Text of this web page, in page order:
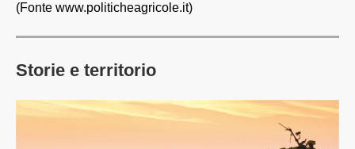
(Fonte www.politicheagricole.it)
Storie e territorio